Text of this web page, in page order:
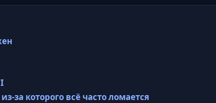
за которого всё часто ломается